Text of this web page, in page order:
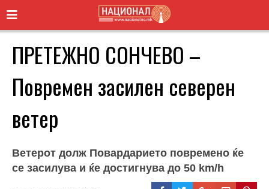
ПРЕТЕЖНО СОНЧЕВО –
Повремен засилен северен
ветер
Ветерот долж Повардарието повремено ќе
се засилува и ќе достигнува до 50 km/h